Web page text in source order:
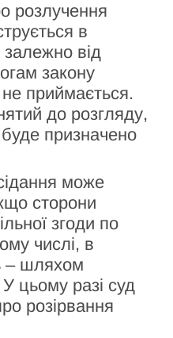
розлучення
в
залежно від
закону
приймається.
до розгляду,
призначено
може
сторони
згоди по
числі, в
– шляхом
цьому разі суд
розірвання